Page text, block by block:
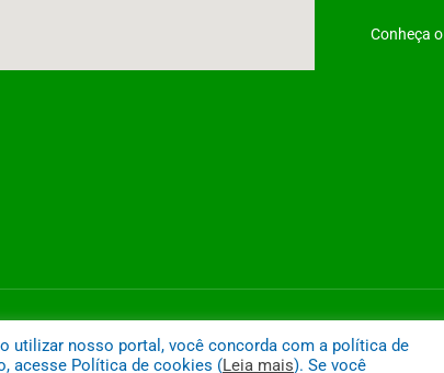
Conheça o
utilizar nosso portal, você concorda com a política de
acesse Política de cookies (Leia mais). Se você